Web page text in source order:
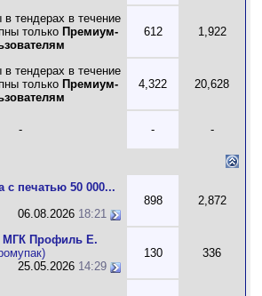
тендерах в течение
только Премиум-
612 1,922
тендерах в течение
только Премиум-
4,322 20,628
- - -
с печатью 50 000...
06.08.2026 18:21
898 2,872
МГК Профиль Е.
25.05.2026 14:29
130 336